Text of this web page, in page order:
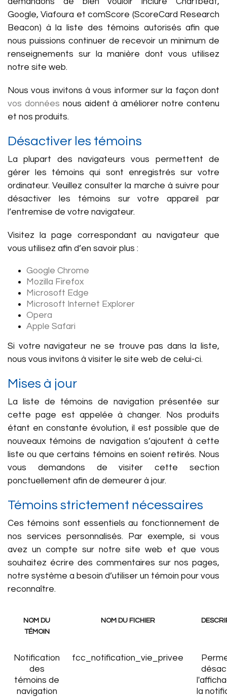
Google, Viafoura et comScore (ScoreCard Research
Beacon) à la liste des témoins autorisés afin que
nous puissions continuer de recevoir un minimum de
renseignements sur la manière dont vous utilisez
notre site web.
Nous vous invitons à vous informer sur la façon dont
vos données nous aident à améliorer notre contenu
et nos produits.
Désactiver les témoins
La plupart des navigateurs vous permettent de
gérer les témoins qui sont enregistrés sur votre
ordinateur. Veuillez consulter la marche à suivre pour
désactiver les témoins sur votre appareil par
l’entremise de votre navigateur.
Visitez la page correspondant au navigateur que
vous utilisez afin d’en savoir plus :
Google Chrome
Mozilla Firefox
Microsoft Edge
Microsoft Internet Explorer
Opera
Apple Safari
Si votre navigateur ne se trouve pas dans la liste,
nous vous invitons à visiter le site web de celui-ci.
Mises à jour
La liste de témoins de navigation présentée sur
cette page est appelée à changer. Nos produits
étant en constante évolution, il est possible que de
nouveaux témoins de navigation s’ajoutent à cette
liste ou que certains témoins en soient retirés. Nous
vous demandons de visiter cette section
ponctuellement afin de demeurer à jour.
Témoins strictement nécessaires
Ces témoins sont essentiels au fonctionnement de
nos services personnalisés. Par exemple, si vous
avez un compte sur notre site web et que vous
souhaitez écrire des commentaires sur nos pages,
notre système a besoin d’utiliser un témoin pour vous
reconnaître.
NOM DU
TÉMOIN
NOM DU FICHIER
Notification
des
témoins de
navigation
fcc_notification_vie_privee
la